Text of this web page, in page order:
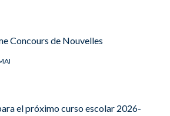
Concours de Nouvelles
el próximo curso escolar 2026-